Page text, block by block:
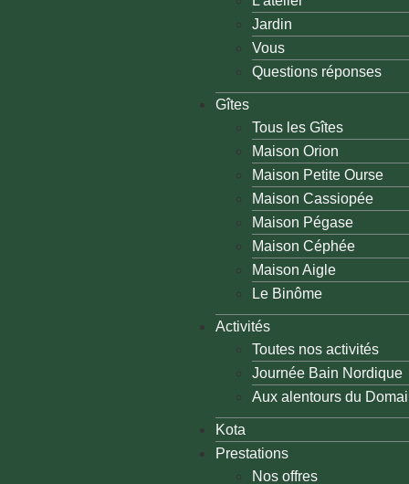
Jardin
Vous
Questions réponses
Gîtes
Tous les Gîtes
Maison Orion
Maison Petite Ourse
Maison Cassiopée
Maison Pégase
Maison Céphée
Maison Aigle
Le Binôme
Activités
Toutes nos activités
Journée Bain Nordique
Aux alentours du
Kota
Prestations
Nos offres